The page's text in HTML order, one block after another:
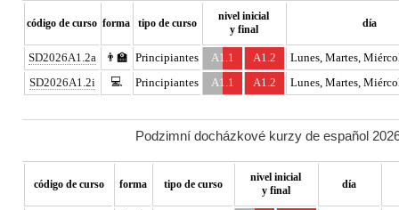
código de curso forma tipo de curso
nivel inicial
y final
día
SD2026A1.2a 👨‍🏫 Principiantes A1.1 A1.2
Lunes, Martes,
SD2026A1.2i
💻 Principiantes A1.1 A1.2 Lunes, Martes,
Podzimní docházkové kurzy de español
código de curso forma tipo de curso
nivel inicial
y final
día